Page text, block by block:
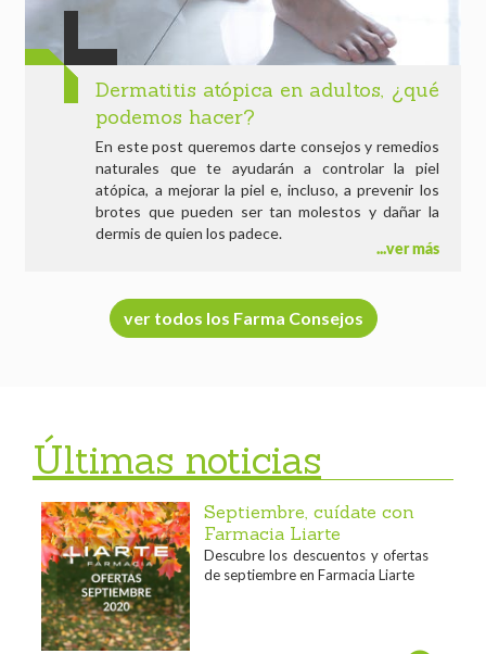
Dermatitis atópica en adultos, ¿qué
podemos hacer?
En este post queremos darte consejos y remedios
naturales que te ayudarán a controlar la piel
atópica, a mejorar la piel e, incluso, a prevenir los
brotes que pueden ser tan molestos y dañar la
dermis de quien los padece.
ver más
ver todos los Farma Consejos
Últimas noticias
Septiembre, cuídate con
Farmacia Liarte
Descubre los descuentos y ofertas
de septiembre en Farmacia Liarte